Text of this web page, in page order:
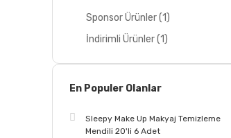
Sponsor Ürünler (1)
İndirimli Ürünler (1)
En Populer Olanlar
Sleepy Make Up Makyaj Temizleme
Mendili 20'li 6 Adet